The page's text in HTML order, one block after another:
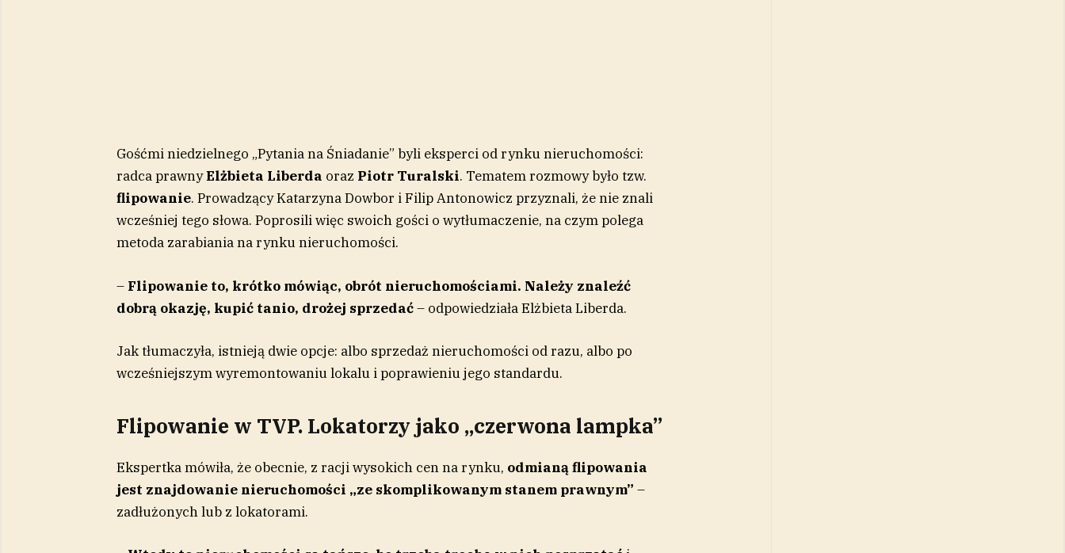
Gośćmi niedzielnego „Pytania na Śniadanie” byli eksperci od rynku nieruchomości:
radca prawnyElżbieta Liberda oraz Piotr Turalski. Tematem rozmowy było tzw.
flipowanie. Prowadzący Katarzyna Dowbor i Filip Antonowicz przyznali, że nie znali
wcześniej tego słowa. Poprosili więc swoich gości o wytłumaczenie, na czym polega
metoda zarabiania na rynku nieruchomości.
– Flipowanie to, krótko mówiąc, obrót nieruchomościami. Należy znaleźć
dobrą okazję, kupić tanio, drożej sprzedać– odpowiedziała Elżbieta Liberda.
Jak tłumaczyła, istnieją dwie opcje: albo sprzedaż nieruchomości od razu, albo po
wcześniejszym wyremontowaniu lokalu i poprawieniu jego standardu.
Flipowanie w TVP. Lokatorzy jako „czerwona lampka”
Ekspertka mówiła, że obecnie, z racji wysokich cen na rynku, odmianą flipowania
jest znajdowanie nieruchomości „ze skomplikowanym stanem prawnym” –
zadłużonych lub z lokatorami.